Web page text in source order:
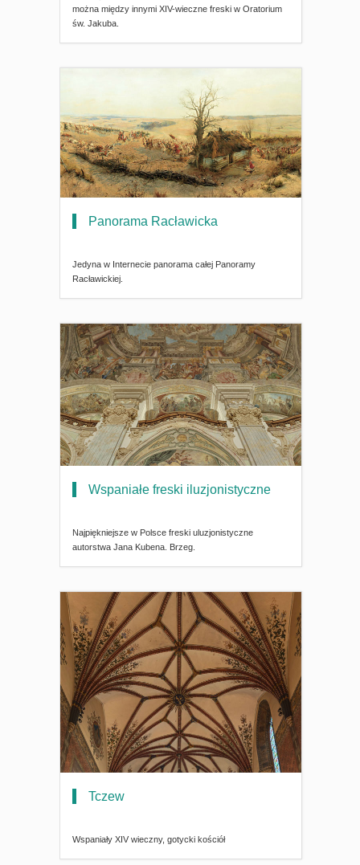
można między innymi XIV-wieczne freski w Oratorium
św. Jakuba.
Panorama Racławicka
Jedyna w Internecie panorama całej Panoramy
Racławickiej.
Wspaniałe freski iluzjonistyczne
Najpiękniejsze w Polsce freski uluzjonistyczne
autorstwa Jana Kubena. Brzeg.
Tczew
Wspaniały XIV wieczny, gotycki kościół